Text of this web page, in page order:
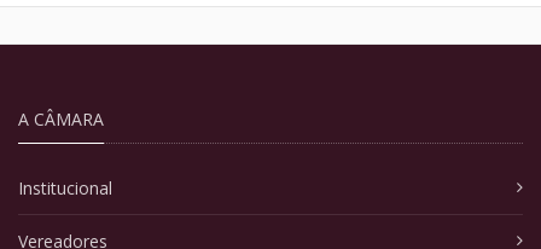
A CÂMARA
Institucional
Vereadores